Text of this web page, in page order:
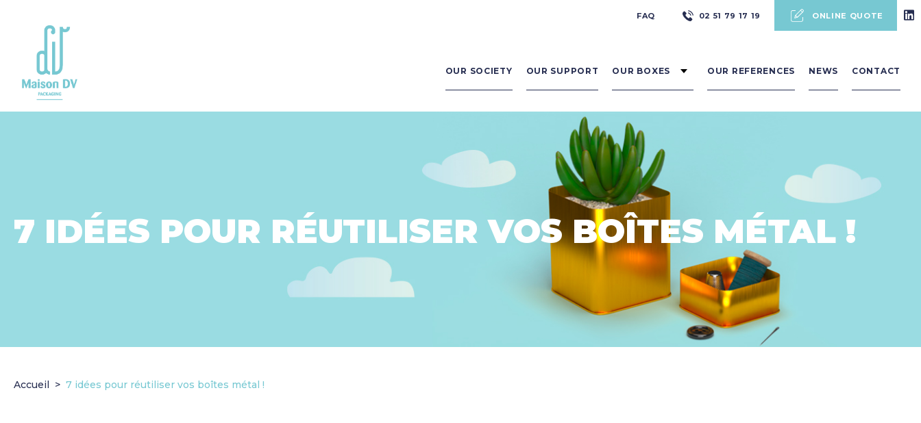
header
FAQ 02 51 79 17 19 ONLINE QUOTE
principale
OUR SOCIETY OUR SUPPORT OUR BOXES OUR REFERENCES NEWS CONTACT
7 IDÉES POUR RÉUTILISER VOS BOÎTES MÉTAL !
Accueil 7 idées pour réutiliser vos boîtes métal !